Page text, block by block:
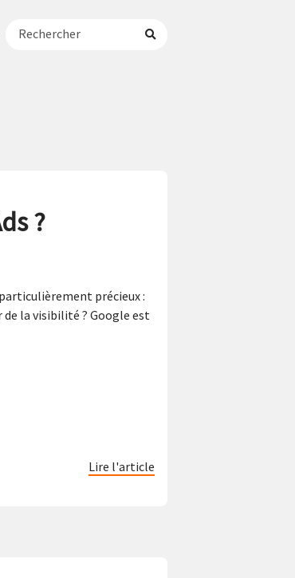
?
précieux :
la visibilité ? Google est
Lire l'article